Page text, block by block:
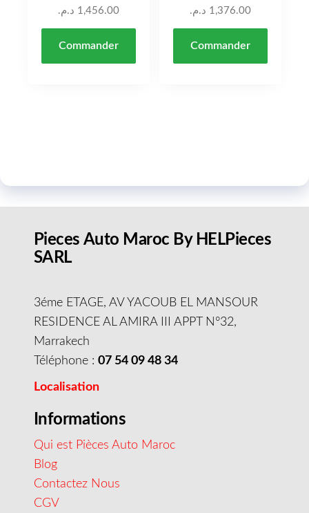
1,456.00 د.م.
Commander
1,376.00 د.م.
Commander
Pieces Auto Maroc By HELPieces
SARL
3éme ETAGE, AV YACOUB EL MANSOUR
RESIDENCE AL AMIRA III APPT N°32,
Marrakech
Téléphone : 07 54 09 48 34
Localisation
Informations
Qui est Pièces Auto Maroc
Blog
Contactez Nous
CGV